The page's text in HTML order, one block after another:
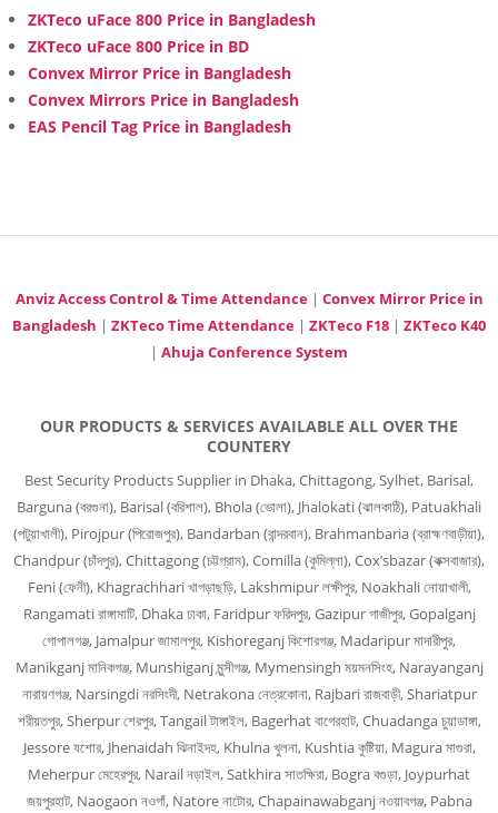
ZKTeco uFace 800 Price in Bangladesh
ZKTeco uFace 800 Price in BD
Convex Mirror Price in Bangladesh
Convex Mirrors Price in Bangladesh
EAS Pencil Tag Price in Bangladesh
Anviz Access Control & Time Attendance| Convex Mirror Price in
Bangladesh | ZKTeco Time Attendance | ZKTeco F18 | ZKTeco K40
| Ahuja Conference System
OUR PRODUCTS & SERVICES AVAILABLE ALL OVER THE
COUNTERY
Best Security Products Supplier in Dhaka, Chittagong, Sylhet, Barisal,
Barguna (বরগুনা), Barisal (বরিশাল), Bhola (ভোলা), Jhalokati (ঝালকাঠি), Patuakhali
(পটুয়াখালী), Pirojpur (পিরোজপুর), Bandarban (বান্দরবান), Brahmanbaria (ব্রাহ্মণবাড়ীয়া),
Chandpur (চাঁদপুর), Chittagong (চট্টগ্রাম), Comilla (কুমিল্লা), Cox’sbazar (কক্সবাজার),
Feni (ফেনী), Khagrachhari খাগড়াছড়ি, Lakshmipur লক্ষীপুর, Noakhali নোয়াখালী,
Rangamati রাঙ্গামাটি, Dhaka ঢাকা, Faridpur ফরিদপুর, Gazipur গাজীপুর, Gopalganj
গোপালগঞ্জ, Jamalpur জামালপুর, Kishoreganj কিশোরগঞ্জ, Madaripur মাদারীপুর,
Manikganj মানিকগঞ্জ, Munshiganj মুন্সীগঞ্জ, Mymensingh ময়মনসিংহ, Narayanganj
নারায়ণগঞ্জ, Narsingdi নরসিংদী, Netrakona নেত্রকোনা, Rajbari রাজবাড়ী, Shariatpur
শরীয়তপুর, Sherpur শেরপুর, Tangail টাঙ্গাইল, Bagerhat বাগেরহাট, Chuadanga চুয়াডাঙ্গা,
Jessore যশোর, Jhenaidah ঝিনাইদহ, Khulna খুলনা, Kushtia কুষ্টিয়া, Magura মাগুরা,
Meherpur মেহেরপুর, Narail নড়াইল, Satkhira সাতক্ষিরা, Bogra বগুড়া, Joypurhat
জয়পুরহাট, Naogaon নওগাঁ, Natore নাটোর, Chapainawabganj নওয়াবগঞ্জ, Pabna